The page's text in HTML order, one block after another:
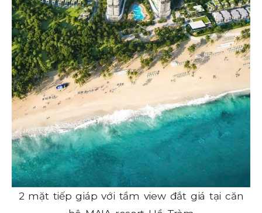
2 mặt tiếp giáp với tầm view đắt giá tại căn